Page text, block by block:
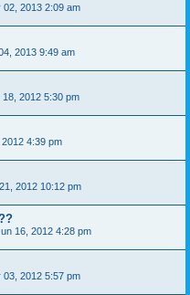
02, 2013 2:09 am
2013 9:49 am
18, 2012 5:30 pm
4:39 pm
2012 10:12 pm
16, 2012 4:28 pm
03, 2012 5:57 pm